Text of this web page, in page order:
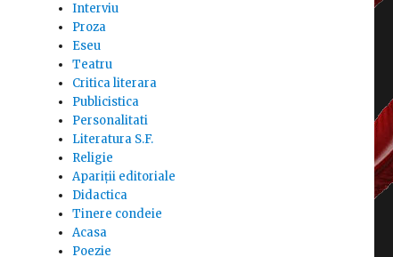
Interviu
Proza
Eseu
Teatru
Critica literara
Publicistica
Personalitati
Literatura S.F.
Religie
Apariții editoriale
Didactica
Tinere condeie
Acasa
Poezie